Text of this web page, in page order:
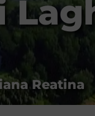
Reatina